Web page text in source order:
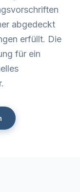
abgedeckt
erfüllt. Die
für ein